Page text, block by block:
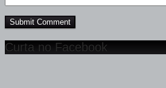
Curta no Facebook